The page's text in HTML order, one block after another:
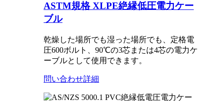
ASTM規格 XLPE絶縁低圧電力ケー
ブル
乾燥した場所でも湿った場所でも、定格電
圧600ボルト、90℃の3芯または4芯の電力ケ
ーブルとして使用できます。
問い合わせ詳細